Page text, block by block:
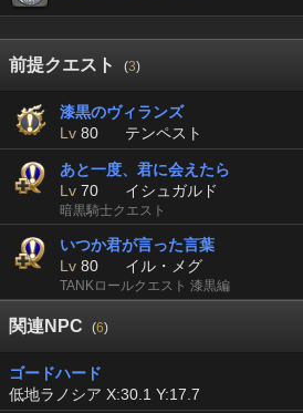
前提クエスト (3)
漆黒のヴィランズ
Lv 80 テンペスト
あと一度、君に会えたら
Lv 70 イシュガルド
暗黒騎士クエスト
いつか君が言った言葉
Lv 80 イル・メグ
TANKロールクエスト 漆黒編
関連NPC (6)
ゴードハード
低地ラノシア X:30.1 Y:17.7